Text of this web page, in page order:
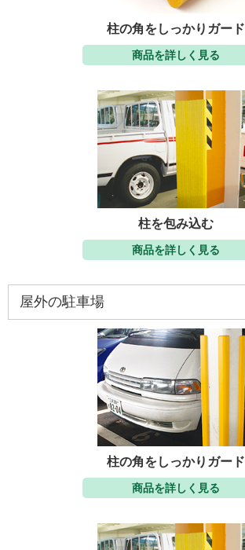
柱の角をしっかりガード
商品を詳しく見る
柱を包み込む
商品を詳しく見る
屋外の駐車場
柱の角をしっかりガード
商品を詳しく見る